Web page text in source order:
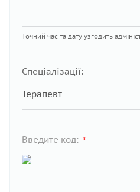
Точний час та дату узгодить
Спеціалізації:
Введите код: *